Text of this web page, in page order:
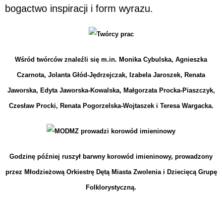
bogactwo inspiracji i form wyrazu.
Wśród twórców znaleźli się m.in. Monika Cybulska, Agnieszka
Czarnota, Jolanta Głód-Jędrzejczak, Izabela Jaroszek, Renata
Jaworska, Edyta Jaworska-Kowalska, Małgorzata Procka-Piaszczyk,
Czesław Procki, Renata Pogorzelska-Wojtaszek i Teresa Wargacka.
Godzinę później ruszył barwny korowód imieninowy, prowadzony
przez Młodzieżową Orkiestrę Dętą Miasta Zwolenia i Dziecięcą Grupę
Folklorystyczną.